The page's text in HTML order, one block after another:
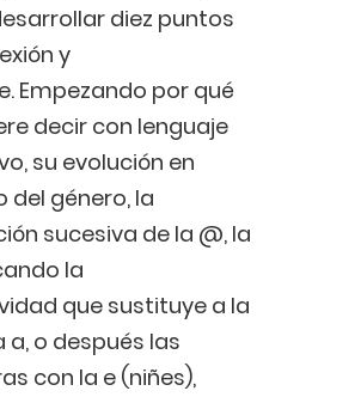
diez puntos
y
Empezando por qué
decir con lenguaje
su evolución en
del género, la
sucesiva de la @, la
la
que sustituye a la
a, o después las
con la e (niñes),